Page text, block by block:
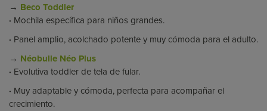
→ Beco Toddler
· Mochila específica para niños grandes.
· Panel amplio, acolchado potente y muy cómoda para el adulto.
→ Néobulle Néo Plus
· Evolutiva toddler de tela de fular.
· Muy adaptable y cómoda, perfecta para acompañar el
crecimiento.